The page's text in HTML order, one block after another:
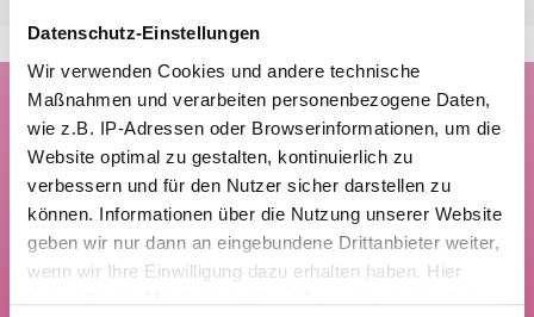
Datenschutz-Einstellungen
Wir verwenden Cookies und andere technische
Maßnahmen und verarbeiten personenbezogene Daten,
wie z.B. IP-Adressen oder Browserinformationen, um die
Website optimal zu gestalten, kontinuierlich zu
verbessern und für den Nutzer sicher darstellen zu
können. Informationen über die Nutzung unserer Website
geben wir nur dann an eingebundene Drittanbieter weiter,
wenn wir Ihre Einwilligung dazu erhalten haben. Hier
IHR ANSPRECHPARTNER
Möchten Sie mehr über unsere verschiedenen
Glasuren erfahren, ob glänzend oder matt?
Haben Sie weitere Fragen oder benötigen Sie